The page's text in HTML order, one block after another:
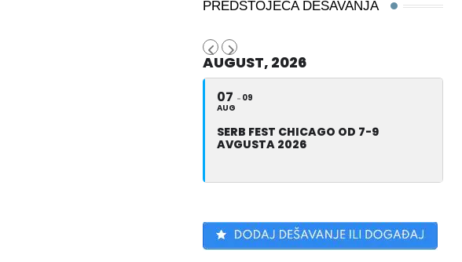
PREDSTOJEĆA DEŠAVANJA
AUGUST, 2026
07
AUG
09
SERB FEST CHICAGO OD 7-9
AVGUSTA 2026